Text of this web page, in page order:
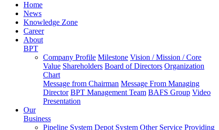
Home
News
Knowledge Zone
Career
About
BPT
Company Profile Milestone Vision / Mission / Core
Value Shareholders Board of Directors Organization
Chart
Message from Chairman Message From Managing
Director BPT Management Team BAFS Group Video
Presentation
Our
Business
Pipeline System Depot System Other Service Providing